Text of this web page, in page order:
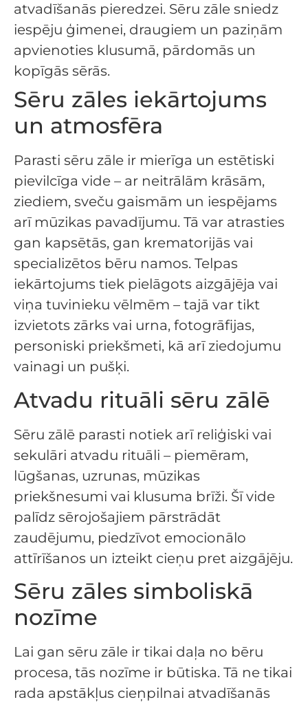
atvadīšanās pieredzei. Sēru zāle sniedz
iespēju ģimenei, draugiem un paziņām
apvienoties klusumā, pārdomās un
kopīgās sērās.
Sēru zāles iekārtojums
un atmosfēra
Parasti sēru zāle ir mierīga un estētiski
pievilcīga vide – ar neitrālām krāsām,
ziediem, sveču gaismām un iespējams
arī mūzikas pavadījumu. Tā var atrasties
gan kapsētās, gan krematorijās vai
specializētos bēru namos. Telpas
iekārtojums tiek pielāgots aizgājēja vai
viņa tuvinieku vēlmēm – tajā var tikt
izvietots zārks vai urna, fotogrāfijas,
personiski priekšmeti, kā arī ziedojumu
vainagi un pušķi.
Atvadu rituāli sēru zālē
Sēru zālē parasti notiek arī reliģiski vai
sekulāri atvadu rituāli – piemēram,
lūgšanas, uzrunas, mūzikas
priekšnesumi vai klusuma brīži. Šī vide
palīdz sērojošajiem pārstrādāt
zaudējumu, piedzīvot emocionālo
attīrīšanos un izteikt cieņu pret aizgājēju.
Sēru zāles simboliskā
nozīme
Lai gan sēru zāle ir tikai daļa no bēru
procesa, tās nozīme ir būtiska. Tā ne tikai
rada apstākļus cieņpilnai atvadīšanās